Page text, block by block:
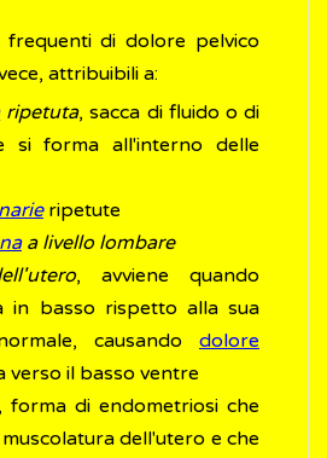
frequenti di dolore pelvico
attribuibili a:
ripetuta, sacca di fluido o di
si forma all'interno delle
ripetute
a livello lombare
, avviene quando
in basso rispetto alla sua
causando dolore
verso il basso ventre
forma di endometriosi che
dell'utero e che